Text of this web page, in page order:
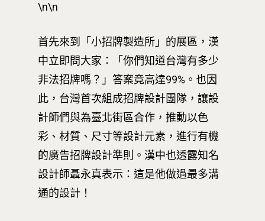
\n\n
首先來到「小招牌製造所」的展區，漢
中立即問大家：「你們知道台灣有多少
非法招牌嗎？」答案竟高達99%。也因
此，台灣首次組成招牌設計團隊，讓設
計師們與為臺北街區合作，推動以色
彩、材質、尺寸等設計元素，進行有機
的廣告招牌設計準則。漢中也透露知名
設計師聶永真表示：這是他做過最多溝
通的設計！